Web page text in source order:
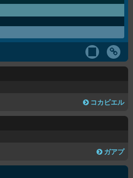
コカビエル
ガアプ